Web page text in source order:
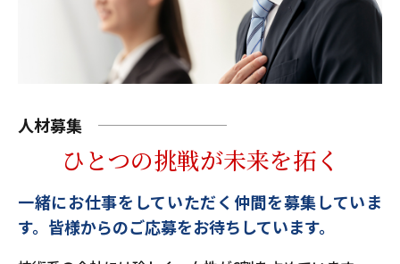
人材募集
ひとつの挑戦が未来を拓く
一緒にお仕事をしていただく仲間を募集していま
す。 皆様からのご応募をお待ちしています。